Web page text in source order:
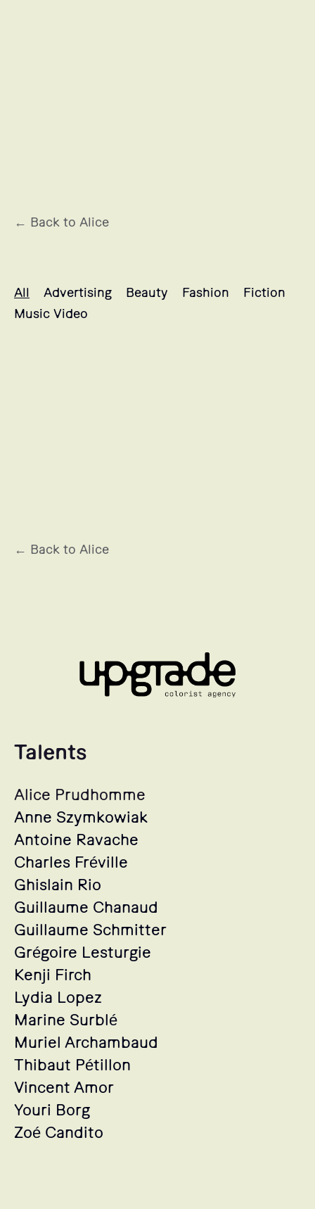
← Back to Alice
All
Advertising Beauty Fashion
Fiction
Music Video
← Back to Alice
Talents
Alice Prudhomme
Anne Szymkowiak
Antoine Ravache
Charles Fréville
Ghislain Rio
Guillaume Chanaud
Guillaume Schmitter
Grégoire Lesturgie
Kenji Firch
Lydia Lopez
Marine Surblé
Muriel Archambaud
Thibaut Pétillon
Vincent Amor
Youri Borg
Zoé Candito